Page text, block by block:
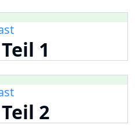
1
2